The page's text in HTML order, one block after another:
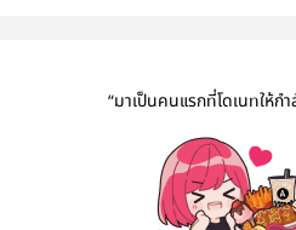
“มาเป็นคนแรกที่โดเนทให้ก